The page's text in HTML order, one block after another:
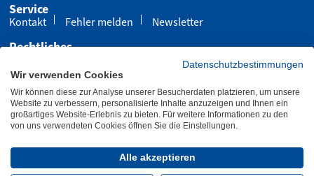
Service
Kontakt Fehler melden Newsletter
Rechtliches
Cookies
Barrierefreiheit
Übersicht Leichte Sprache Gebärdensprache
Letzte Aktualisierung 23.03.2026
Folgen Sie uns:
Datenschutzbestimmungen
Wir verwenden Cookies
Wir können diese zur Analyse unserer Besucherdaten platzieren, um unsere
Website zu verbessern, personalisierte Inhalte anzuzeigen und Ihnen ein
großartiges Website-Erlebnis zu bieten. Für weitere Informationen zu den
von uns verwendeten Cookies öffnen Sie die Einstellungen.
Alle akzeptieren